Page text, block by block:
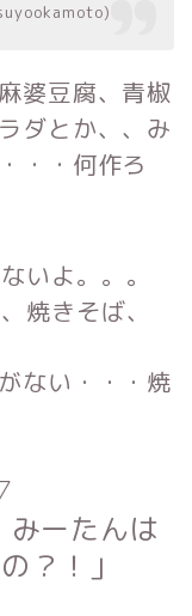
婆豆腐、青椒
ダとか、、 み
・・何作ろ
いよ。。。
焼きそば、
ない・・・焼
ーたんは
？！」